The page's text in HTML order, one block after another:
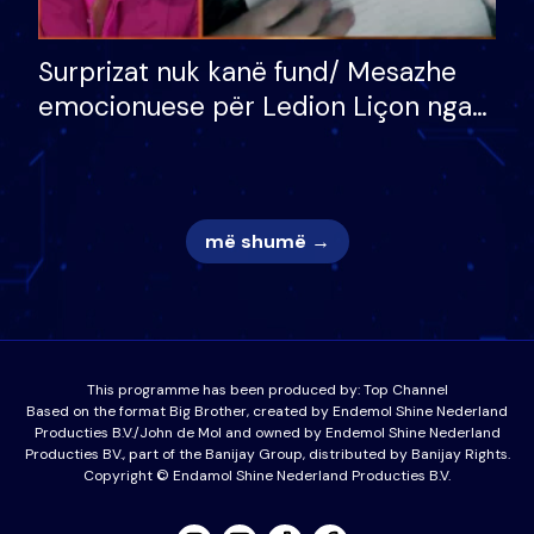
Surprizat nuk kanë fund/ Mesazhe
emocionuese për Ledion Liçon nga
nëna dhe fëmijët e tij, moderatori
nuk i mban dot lotët: Nuk meritoj…
më shumë →
This programme has been produced by:Top Channel
Based on the format Big Brother, created by Endemol Shine Nederland
Producties B.V./John de Mol and owned by Endemol Shine Nederland
Producties BV., part of the Banijay Group, distributed by Banijay Rights.
Copyright © Endamol Shine Nederland Producties B.V.